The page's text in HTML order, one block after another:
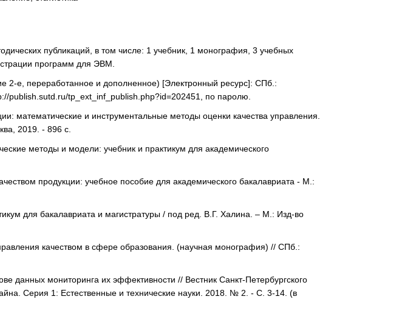
публикаций, в том числе: 1 учебник, 1 монография, 3 учебных
программ для ЭВМ.
2-е, переработанное и дополненное) [Электронный ресурс]: СПб.:
tp_ext_inf_publish.php?id=202451, по паролю.
математические и инструментальные методы оценки качества управления.
2019. - 896 с.
методы и модели: учебник и практикум для академического
продукции: учебное пособие для академического бакалавриата - М.:
для бакалавриата и магистратуры / под ред. В.Г. Халина. – М.: Изд-во
качеством в сфере образования. (научная монография) // СПб.:
данных мониторинга их эффективности // Вестник Санкт-Петербургского
Серия 1: Естественные и технические науки. 2018. № 2. - С. 3-14. (в